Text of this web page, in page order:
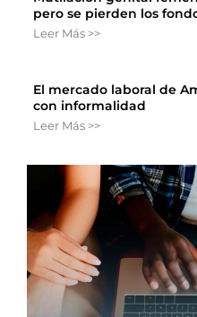
pero se pierden los
Leer Más >>
El mercado laboral de
con informalidad
Leer Más >>